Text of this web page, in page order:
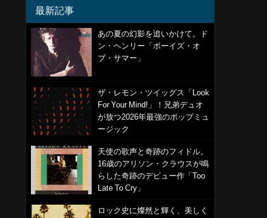
最新記事
あの夏の幻影を追いかけて。ド
ン・ヘンリー「ボーイズ・オ
ブ・サマー」
ザ・レモン・ツイッグス「Look
For Your Mind!」！兄弟デュオ
が放つ2026年最強のポップミュ
ージック
天使の歌声と奇跡のフィドル。
16歳のアリソン・クラウスが鳴
らした奇跡のデビュー作「Too
Late To Cry」
ロック史に燦然と輝く、美しく